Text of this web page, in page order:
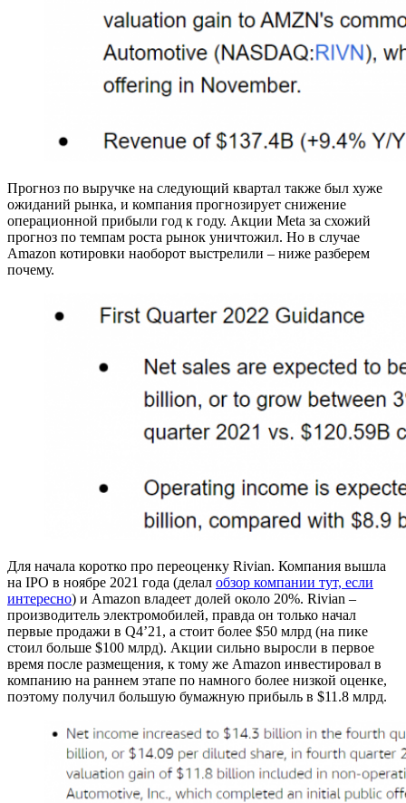
Прогноз по выручке на следующий квартал также был хуже
ожиданий рынка, и компания прогнозирует снижение
операционной прибыли год к году. Акции Meta за схожий
прогноз по темпам роста рынок уничтожил. Но в случае
Amazon котировки наоборот выстрелили – ниже разберем
почему.
Для начала коротко про переоценку Rivian. Компания вышла
на IPO в ноябре 2021 года (делал обзор компании тут, если
интересно) и Amazon владеет долей около 20%. Rivian –
производитель электромобилей, правда он только начал
первые продажи в Q4’21, а стоит более $50 млрд (на пике
стоил больше $100 млрд). Акции сильно выросли в первое
время после размещения, к тому же Amazon инвестировал в
компанию на раннем этапе по намного более низкой оценке,
поэтому получил большую бумажную прибыль в $11.8 млрд.